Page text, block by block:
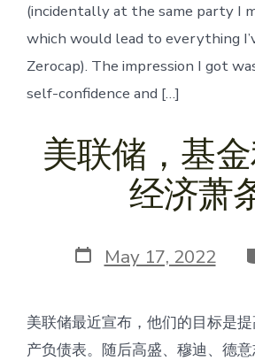
(incidentally at the same party I
which would lead to everything
Zerocap). The impression I got
self-confidence and […]
美联储，基
经济萧
Post
date
May 17, 2022
美联储最近宣布，他们的目标是
产负债表。随后高盛、穆迪、德